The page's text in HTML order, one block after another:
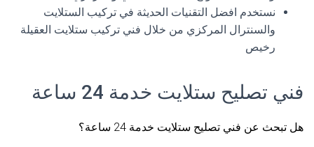
نستخدم افضل التقنيات الحديثة في تركيب الستلايت
والسنترال المركزي من خلال فني تركيب ستلايت العقيلة
رخيص
فني تصليح ستلايت خدمة 24 ساعة
هل تبحث عن فني تصليح ستلايت خدمة 24 ساعة؟